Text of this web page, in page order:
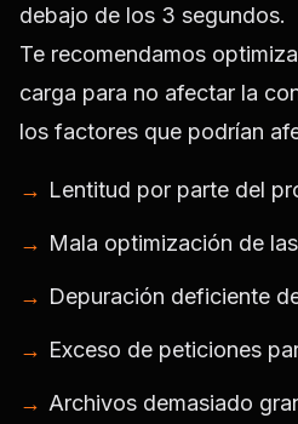
debajo de los 3 segundos.
Te recomendamos
carga para no afectar la
los factores que podrían
Lentitud por parte del
Mala optimización de
Depuración deficiente
Exceso de peticiones
Archivos demasiado